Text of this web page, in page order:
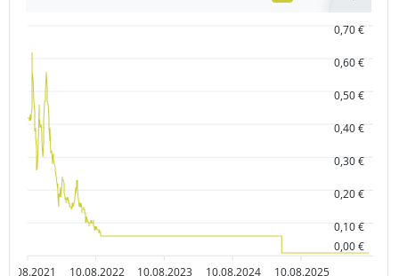
10.08.2021 10.08.2022 10.08.2023 10.08.2024 10.08.2025
0,00 €
0,10 €
0,20 €
0,30 €
0,40 €
0,50 €
0,60 €
0,70 €